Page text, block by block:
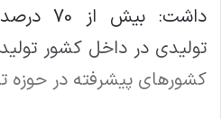
داشت:
تولیدی در داخل کشور
کشورهای پیشرفته در حوزه